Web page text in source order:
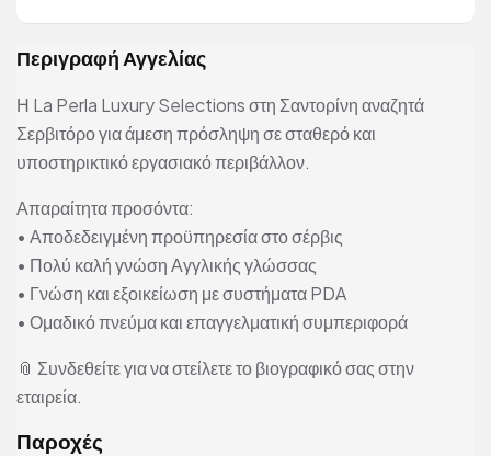
Περιγραφή Αγγελίας
Η La Perla Luxury Selections στη Σαντορίνη αναζητά
Σερβιτόρο για άμεση πρόσληψη σε σταθερό και
υποστηρικτικό εργασιακό περιβάλλον.
Απαραίτητα προσόντα:
• Αποδεδειγμένη προϋπηρεσία στο σέρβις
• Πολύ καλή γνώση Αγγλικής γλώσσας
• Γνώση και εξοικείωση με συστήματα PDA
• Ομαδικό πνεύμα και επαγγελματική συμπεριφορά
📎 Συνδεθείτε για να στείλετε το βιογραφικό σας στην
εταιρεία.
Παροχές